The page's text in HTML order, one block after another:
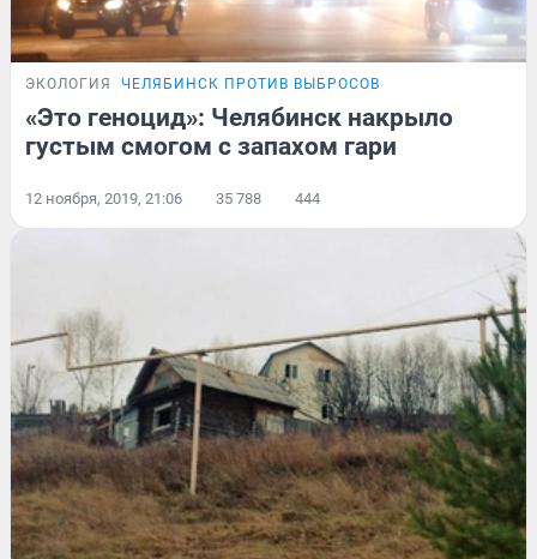
ЭКОЛОГИЯ ЧЕЛЯБИНСК ПРОТИВ ВЫБРОСОВ
«Это геноцид»: Челябинск накрыло
густым смогом с запахом гари
12 ноября, 2019, 21:06 35 788 444